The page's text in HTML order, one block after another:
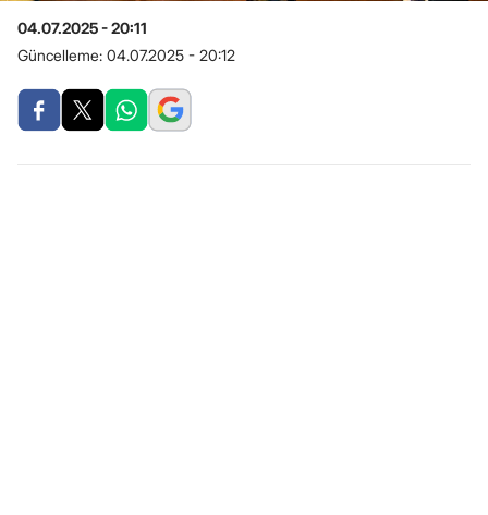
04.07.2025 - 20:11
Güncelleme: 04.07.2025 - 20:12